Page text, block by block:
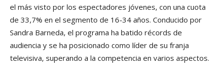
el más visto por los espectadores jóvenes, con una cuota
de 33,7% en el segmento de 16-34 años. Conducido por
Sandra Barneda, el programa ha batido récords de
audiencia y se ha posicionado como líder de su franja
televisiva, superando a la competencia en varios aspectos.